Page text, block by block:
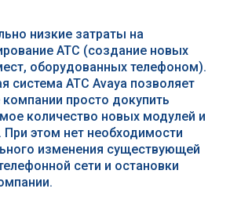
низкие затраты на
АТС (создание новых
оборудованных телефоном).
система АТС Avaya позволяет
компании просто докупить
количество новых модулей и
При этом нет необходимости
изменения существующей
сети и остановки